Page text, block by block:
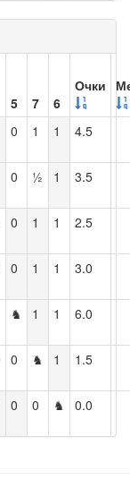
5 7 6
Очки
0 1 1 4.5
0 ½ 1 3.5
0 1 1 2.5
0 1 1 3.0
♞ 1 1 6.0
0 ♞ 1 1.5
0 0 ♞ 0.0